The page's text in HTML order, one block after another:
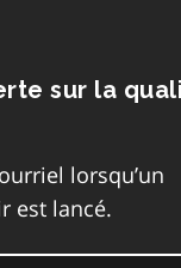
sur la
lorsqu’un
est lancé.